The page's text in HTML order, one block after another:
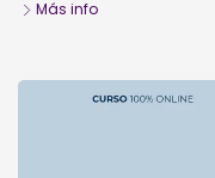
Más info